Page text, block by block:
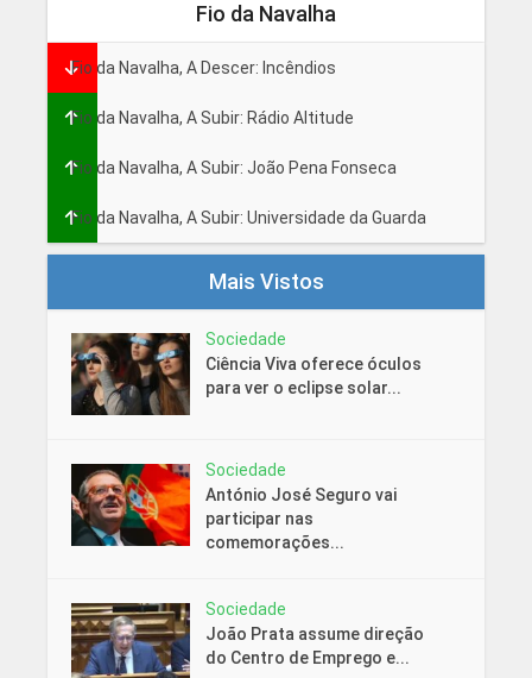
Fio da Navalha
Fio da Navalha, A Descer: Incêndios
Fio da Navalha, A Subir: Rádio Altitude
Fio da Navalha, A Subir: João Pena Fonseca
Fio da Navalha, A Subir: Universidade da Guarda
Mais Vistos
Sociedade
Ciência Viva oferece óculos
para ver o eclipse solar...
Sociedade
António José Seguro vai
participar nas
comemorações...
Sociedade
João Prata assume direção
do Centro de Emprego e...